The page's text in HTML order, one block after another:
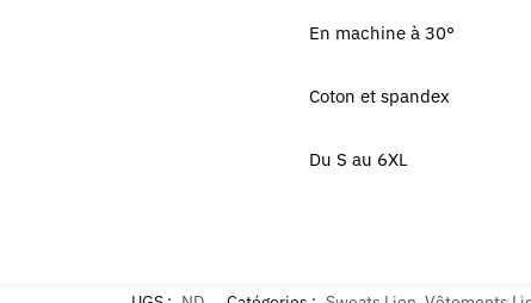
En machine à 30°
Coton et spandex
Du S au 6XL